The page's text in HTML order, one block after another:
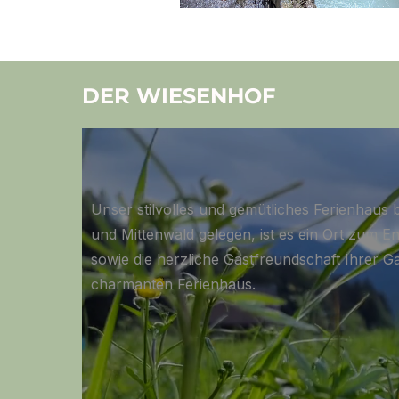
DER WIESENHOF
Unser stilvolles und gemütliches
und Mittenwald gelegen, ist es ein Ort zum
sowie die herzliche Gastfreundschaft Ihrer
charmanten Ferienhaus.